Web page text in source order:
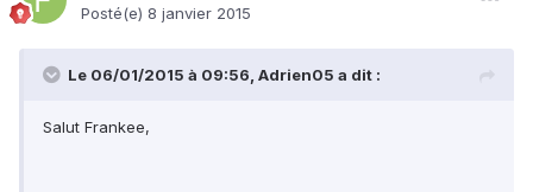
Posté(e) 8 janvier 2015
Le 06/01/2015 à 09:56, Adrien05 a dit :
Salut Frankee,